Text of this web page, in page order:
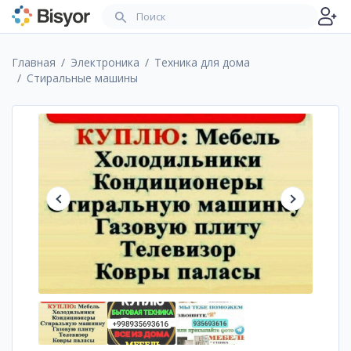
Главная Электроника
Техника для дома
Стиральные машины